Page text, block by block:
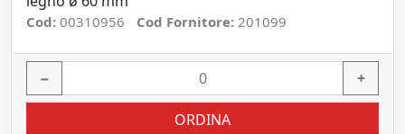
Cod: 00310956 Cod Fornitore: 201099
− +
ORDINA